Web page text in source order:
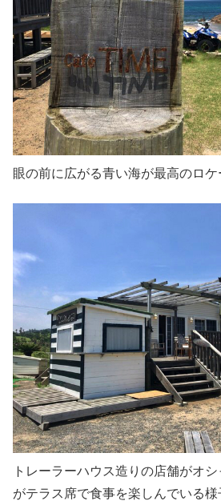
眼の前に広がる青い海が最高のロケ
トレーラーハウス造りの店舗がオ
がテラス席で食事を楽しんでいる様